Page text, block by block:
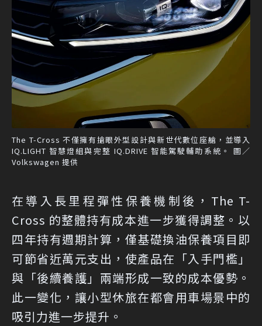
The T-Cross 不僅擁有搶眼外型設計與新世代數位座艙，並導入
IQ.LIGHT 智慧燈組與完整 IQ.DRIVE 智能駕駛輔助系統。 圖／
Volkswagen 提供
在導入長里程彈性保養機制後，The T-
Cross 的整體持有成本進一步獲得調整。以
四年持有週期計算，僅基礎換油保養項目即
可節省近萬元支出，使產品在「入手門檻」
與「後續養護」兩端形成一致的成本優勢。
此一變化，讓小型休旅在都會用車場景中的
吸引力進一步提升。